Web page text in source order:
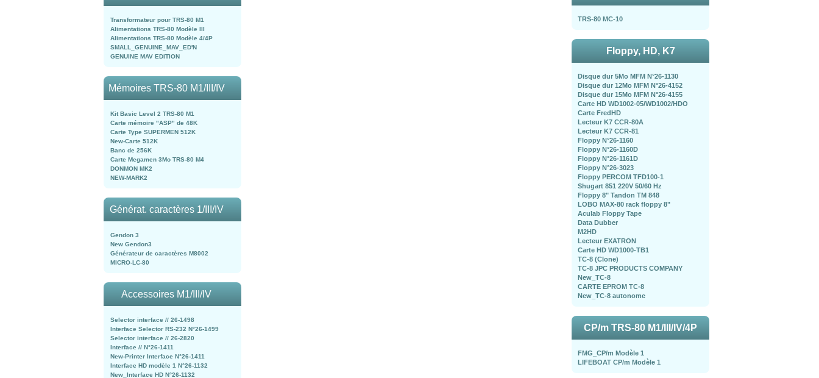
Transformateur pour TRS-80 M1
Alimentations TRS-80 Modèle III
Alimentations TRS-80 Modèle 4/4P
SMALL_GENUINE_MAV_ED'N
GENUINE MAV EDITION
Mémoires TRS-80 M1/III/IV
Kit Basic Level 2 TRS-80 M1
Carte mémoire "ASP" de 48K
Carte Type SUPERMEN 512K
New-Carte 512K
Banc de 256K
Carte Megamen 3Mo TRS-80 M4
DONMON MK2
NEW-MARK2
Générat. caractères 1/III/IV
Gendon 3
New Gendon3
Générateur de caractères M8002
MICRO-LC-80
Accessoires M1/III/IV
Selector interface // 26-1498
Interface Selector RS-232 N°26-1499
Selector interface // 26-2820
Interface // N°26-1411
New-Printer Interface N°26-1411
Interface HD modèle 1 N°26-1132
New_Interface HD N°26-1132
TRS-80 MC-10
Floppy, HD, K7
Disque dur 5Mo MFM N°26-1130
Disque dur 12Mo MFM N°26-4152
Disque dur 15Mo MFM N°26-4155
Carte HD WD1002-05/WD1002/HDO
Carte FredHD
Lecteur K7 CCR-80A
Lecteur K7 CCR-81
Floppy N°26-1160
Floppy N°26-1160D
Floppy N°26-1161D
Floppy N°26-3023
Floppy PERCOM TFD100-1
Shugart 851 220V 50/60 Hz
Floppy 8" Tandon TM 848
LOBO MAX-80 rack floppy 8"
Aculab Floppy Tape
Data Dubber
M2HD
Lecteur EXATRON
Carte HD WD1000-TB1
TC-8 (Clone)
TC-8 JPC PRODUCTS COMPANY
New_TC-8
CARTE EPROM TC-8
New_TC-8 autonome
CP/m TRS-80 M1/III/IV/4P
FMG_CP/m Modèle 1
LIFEBOAT CP/m Modèle 1